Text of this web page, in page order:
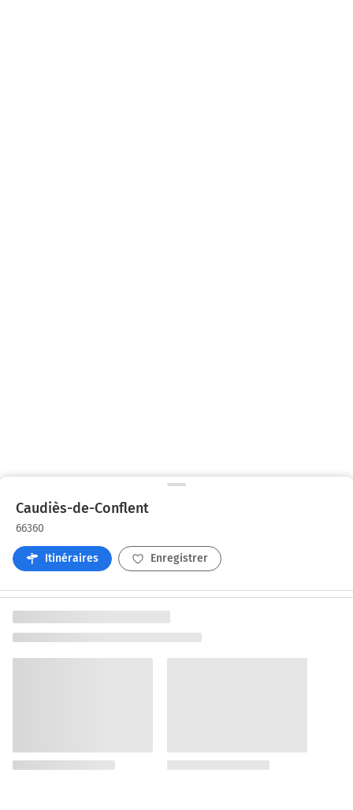
Caudiès-de-Conflent
66360
Itinéraires Enregistrer